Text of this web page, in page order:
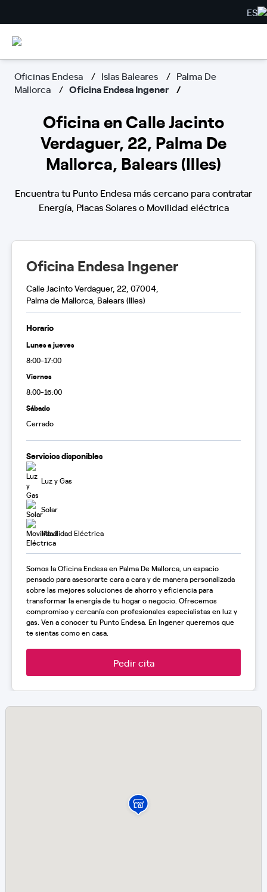
ES
Oficinas Endesa Islas Baleares
Palma De
Mallorca
Oficina Endesa Ingener
Oficina en Calle Jacinto
Verdaguer, 22, Palma De
Mallorca, Balears (Illes)
Encuentra tu Punto Endesa más cercano para contratar
Energía, Placas Solares o Movilidad eléctrica
Oficina Endesa Ingener
Calle Jacinto Verdaguer, 22, 07004,
Palma de Mallorca, Balears (Illes)
Horario
Lunes a jueves
8:00-17:00
Viernes
8:00-16:00
Sábado
Cerrado
Servicios disponibles
Luz y Gas
Solar
Movilidad Eléctrica
Somos la Oficina Endesa en Palma De Mallorca, un espacio
pensado para asesorarte cara a cara y de manera personalizada
sobre las mejores soluciones de ahorro y eficiencia para
transformar la energía de tu hogar o negocio. Ofrecemos
compromiso y cercanía con profesionales especialistas en luz y
gas. Ven a conocer tu Punto Endesa. En Ingener queremos que
te sientas como en casa.
Pedir cita